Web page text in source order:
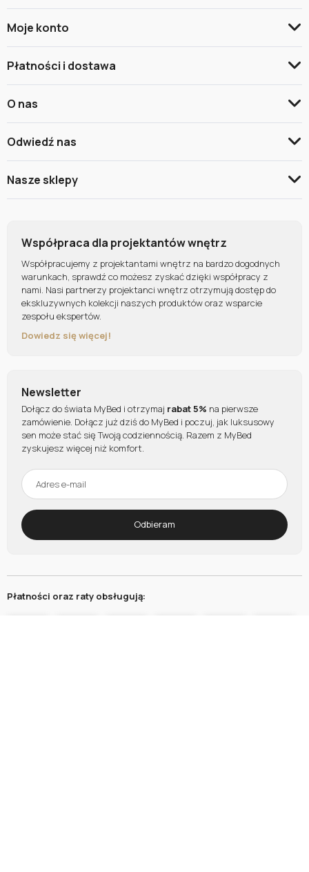
Moje konto
Płatności i dostawa
O nas
Odwiedź nas
Nasze sklepy
Współpraca dla projektantów wnętrz
Współpracujemy z projektantami wnętrz na bardzo dogodnych
warunkach, sprawdź co możesz zyskać dzięki współpracy z
nami. Nasi partnerzy projektanci wnętrz otrzymują dostęp do
ekskluzywnych kolekcji naszych produktów oraz wsparcie
zespołu ekspertów.
Dowiedz się więcej!
Newsletter
Dołącz do świata MyBed i otrzymaj rabat 5% na pierwsze
zamówienie. Dołącz już dziś do MyBed i poczuj, jak luksusowy
sen może stać się Twoją codziennością. Razem z MyBed
zyskujesz więcej niż komfort.
Odbieram
Płatności oraz raty obsługują: